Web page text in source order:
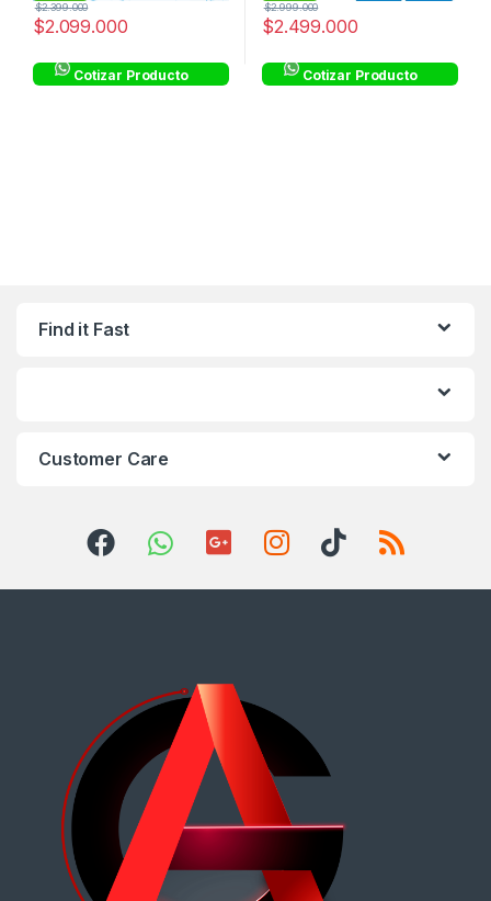
$2.099.000
$2.399.000
Cotizar Producto
$2.499.000
$2.999.000
Cotizar Producto
Find it Fast
Customer Care